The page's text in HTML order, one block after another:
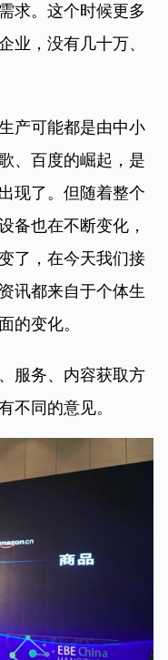
求。这个时候更多
业，没有几十万、
产可能都是由中小
、百度的崛起，是
现了。但随着整个
备也在不断变化，
了，在今天我们接
讯都来自于个体生
的变化。
服务、内容获取方
不同的意见。